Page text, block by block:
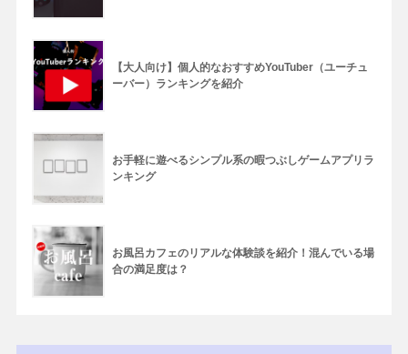
【大人向け】個人的なおすすめYouTuber（ユーチュ
ーバー）ランキングを紹介
お手軽に遊べるシンプル系の暇つぶしゲームアプリラ
ンキング
お風呂カフェのリアルな体験談を紹介！混んでいる場
合の満足度は？